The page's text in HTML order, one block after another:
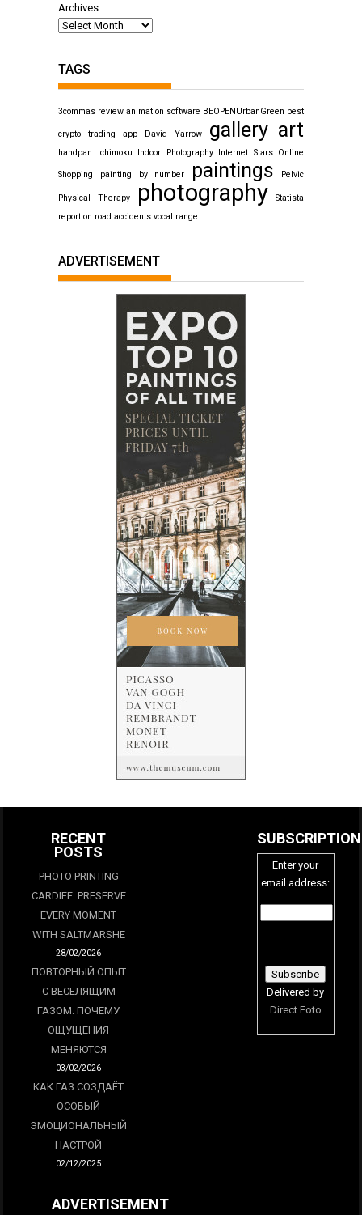
Archives
TAGS
3commas review animation software BEOPENUrbanGreen best
crypto trading app David Yarrow gallery art
handpan Ichimoku Indoor Photography Internet Stars Online
Shopping painting by number paintings Pelvic
Physical Therapy photography
Statista
report on road accidents vocal range
ADVERTISEMENT
RECENT
POSTS
PHOTO PRINTING
CARDIFF: PRESERVE
EVERY MOMENT
WITH SALTMARSHE
28/02/2026
ПОВТОРНЫЙ ОПЫТ
С ВЕСЕЛЯЩИМ
ГАЗОМ: ПОЧЕМУ
ОЩУЩЕНИЯ
МЕНЯЮТСЯ
03/02/2026
КАК ГАЗ СОЗДАЁТ
ОСОБЫЙ
ЭМОЦИОНАЛЬНЫЙ
НАСТРОЙ
02/12/2025
SUBSCRIPTION
Enter your
email address:
Delivered by
Direct Foto
ADVERTISEMENT